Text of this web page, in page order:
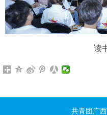
读
共青团广